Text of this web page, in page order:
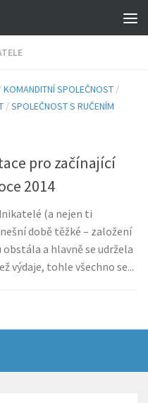
KOMANDITNÍ SPOLEČNOST /
/SPOLEČNOST S RUČENÍM
pro začínající
2014
(a nejen ti
době těžké – založení
a hlavně se udržela
výdaje, tohle všechno se...